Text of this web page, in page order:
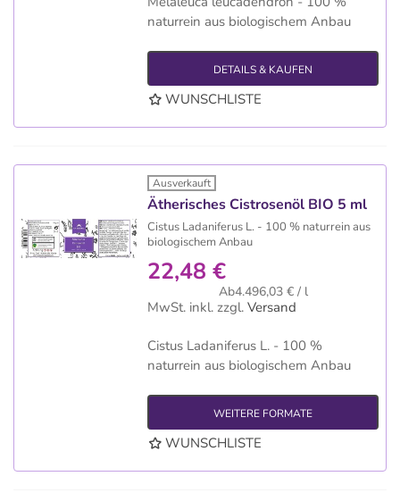
naturrein aus biologischem Anbau
DETAILS & KAUFEN
WUNSCHLISTE
Ausverkauft
Ätherisches Cistrosenöl BIO 5 ml
Cistus Ladaniferus L. - 100 % naturrein aus
biologischem Anbau
22,48 €
Ab4.496,03 € / l
MwSt. inkl. zzgl. Versand
Cistus Ladaniferus L. - 100 %
naturrein aus biologischem Anbau
WEITERE FORMATE
WUNSCHLISTE